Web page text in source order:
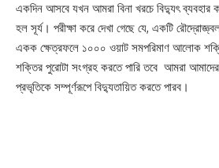
একদিন আসবে যখন আমরা বিনা খরচে বিদ্যুৎ
হল সূর্য। পরীক্ষা করে দেখা গেছে যে, একটি রৌদ্রোজ্ঞ্বল
একক ক্ষেত্রফলে ১০০০ ওয়াট সমপরিমাণ আলোক
শক্তির পুরোটা সংগ্রহ করতে পারি তবে আমরা
প্রভৃতিকে সম্পূর্ণরূপে বিদ্যুতায়িত করতে পারব।